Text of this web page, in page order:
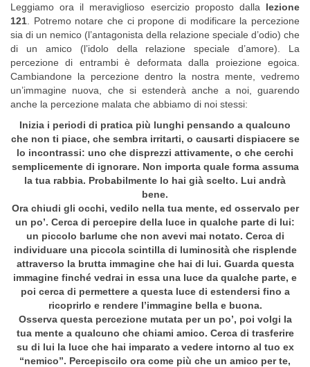
Leggiamo ora il meraviglioso esercizio proposto dalla lezione
121 . Potremo notare che ci propone di modificare la percezione
sia di un nemico (l’antagonista della relazione speciale d’odio) che
di un amico (l’idolo della relazione speciale d’amore). La
percezione di entrambi è deformata dalla proiezione egoica.
Cambiandone la percezione dentro la nostra mente, vedremo
un’immagine nuova, che si estenderà anche a noi, guarendo
anche la percezione malata che abbiamo di noi stessi:
Inizia i periodi di pratica più lunghi pensando a qualcuno
che non ti piace, che sembra irritarti, o causarti dispiacere se
lo incontrassi: uno che disprezzi attivamente, o che cerchi
semplicemente di ignorare. Non importa quale forma assuma
la tua rabbia. Probabilmente lo hai già scelto. Lui andrà
bene.
Ora chiudi gli occhi, vedilo nella tua mente, ed osservalo per
un po’. Cerca di percepire della luce in qualche parte di lui:
un piccolo barlume che non avevi mai notato. Cerca di
individuare una piccola scintilla di luminosità che risplende
attraverso la brutta immagine che hai di lui. Guarda questa
immagine finché vedrai in essa una luce da qualche parte, e
poi cerca di permettere a questa luce di estendersi fino a
ricoprirlo e rendere l’immagine bella e buona.
Osserva questa percezione mutata per un po’, poi volgi la
tua mente a qualcuno che chiami amico. Cerca di trasferire
su di lui la luce che hai imparato a vedere intorno al tuo ex
“nemico”. Percepiscilo ora come più che un amico per te,